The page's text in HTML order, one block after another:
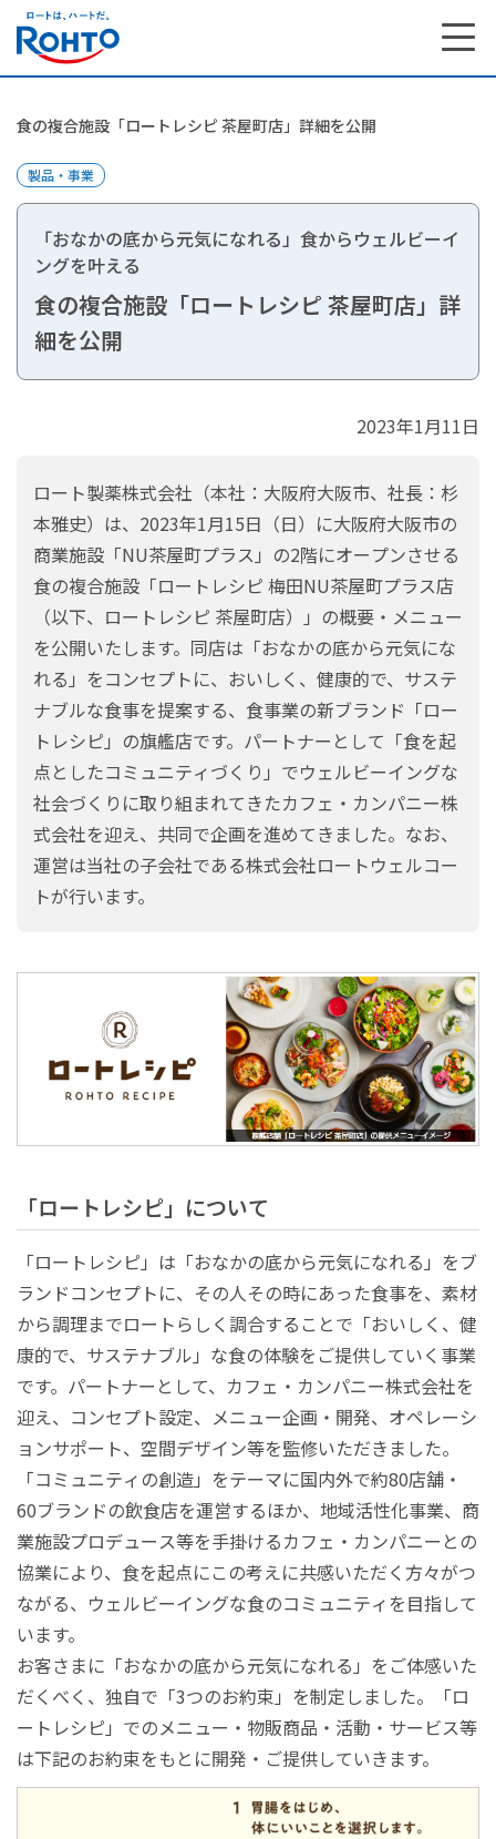
食の複合施設「ロートレシピ 茶屋町店」詳細を公開
製品・事業
「おなかの底から元気になれる」食からウェルビーイ
ングを叶える
食の複合施設「ロートレシピ 茶屋町店」詳
細を公開
2023年1月11日
ロート製薬株式会社（本社：大阪府大阪市、社長：杉
本雅史）は、2023年1月15日（日）に大阪府大阪市の
商業施設「NU茶屋町プラス」の2階にオープンさせる
食の複合施設「ロートレシピ 梅田NU茶屋町プラス店
（以下、ロートレシピ 茶屋町店）」の概要・メニュー
を公開いたします。同店は「おなかの底から元気にな
れる」をコンセプトに、おいしく、健康的で、サステ
ナブルな食事を提案する、食事業の新ブランド「ロー
トレシピ」の旗艦店です。パートナーとして「食を起
点としたコミュニティづくり」でウェルビーイングな
社会づくりに取り組まれてきたカフェ・カンパニー株
式会社を迎え、共同で企画を進めてきました。なお、
運営は当社の子会社である株式会社ロートウェルコー
トが行います。
「ロートレシピ」について
「ロートレシピ」は「おなかの底から元気になれる」をブ
ランドコンセプトに、その人その時にあった食事を、素材
から調理までロートらしく調合することで「おいしく、健
康的で、サステナブル」な食の体験をご提供していく事業
です。パートナーとして、カフェ・カンパニー株式会社を
迎え、コンセプト設定、メニュー企画・開発、オペレーシ
ョンサポート、空間デザイン等を監修いただきました。
「コミュニティの創造」をテーマに国内外で約80店舗・
60ブランドの飲食店を運営するほか、地域活性化事業、商
業施設プロデュース等を手掛けるカフェ・カンパニーとの
協業により、食を起点にこの考えに共感いただく方々がつ
ながる、ウェルビーイングな食のコミュニティを目指して
います。
お客さまに「おなかの底から元気になれる」をご体感いた
だくべく、独自で「3つのお約束」を制定しました。「ロ
ートレシピ」でのメニュー・物販商品・活動・サービス等
は下記のお約束をもとに開発・ご提供していきます。